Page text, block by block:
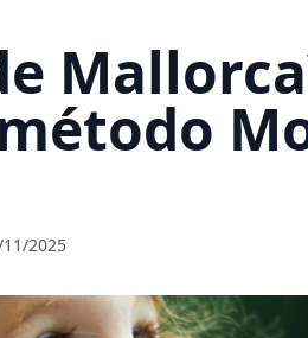
2025